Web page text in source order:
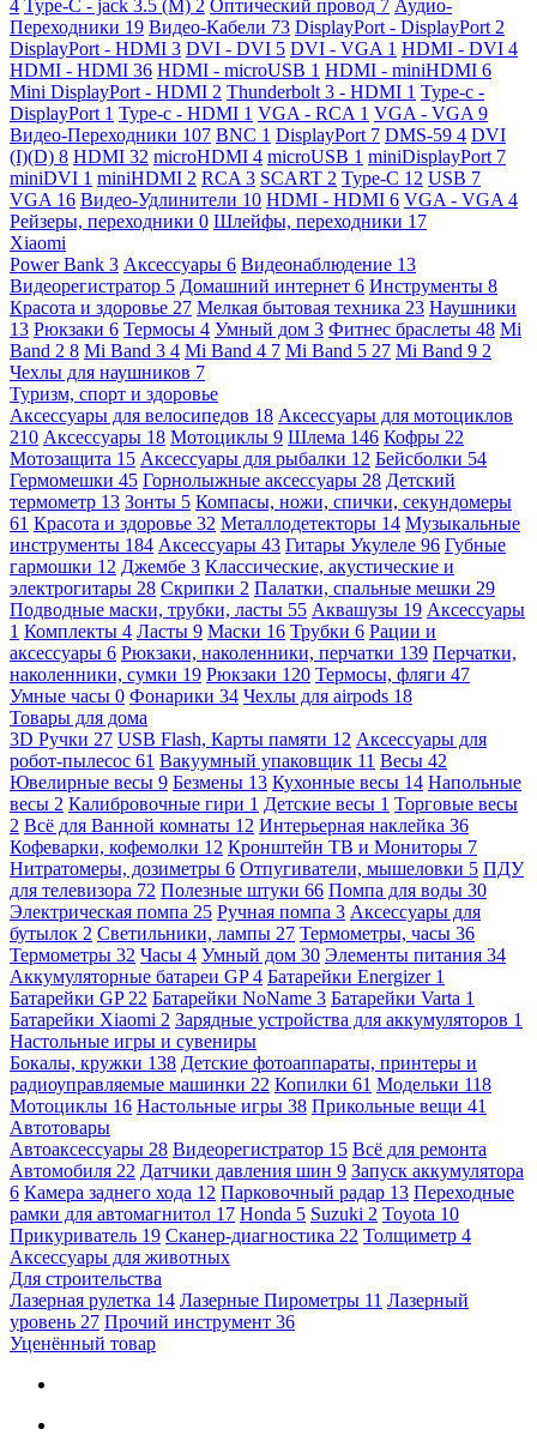
4 Type-C - jack 3.5 (M) 2 Оптический провод 7 Аудио-
Переходники 19 Видео-Кабели 73 DisplayPort - DisplayPort 2
DisplayPort - HDMI 3 DVI - DVI 5 DVI - VGA 1 HDMI - DVI 4
HDMI - HDMI 36 HDMI - microUSB 1 HDMI - miniHDMI 6
Mini DisplayPort - HDMI 2 Thunderbolt 3 - HDMI 1 Type-c -
DisplayPort 1 Type-c - HDMI 1 VGA - RCA 1 VGA - VGA 9
Видео-Переходники 107 BNC 1 DisplayPort 7 DMS-59 4 DVI
(I)(D) 8 HDMI 32 microHDMI 4 microUSB 1 miniDisplayPort 7
miniDVI 1 miniHDMI 2 RCA 3 SCART 2 Type-C 12 USB 7
VGA 16 Видео-Удлинители 10 HDMI - HDMI 6 VGA - VGA 4
Рейзеры, переходники 0 Шлейфы, переходники 17
Xiaomi
Power Bank 3 Аксессуары 6 Видеонаблюдение 13
Видеорегистратор 5 Домашний интернет 6 Инструменты 8
Красота и здоровье 27 Мелкая бытовая техника 23 Наушники
13 Рюкзаки 6 Термосы 4 Умный дом 3 Фитнес браслеты 48 Mi
Band 2 8 Mi Band 3 4 Mi Band 4 7 Mi Band 5 27 Mi Band 9 2
Чехлы для наушников 7
Туризм, спорт и здоровье
Аксессуары для велосипедов 18 Аксессуары для мотоциклов
210 Аксессуары 18 Мотоциклы 9 Шлема 146 Кофры 22
Мотозащита 15 Аксессуары для рыбалки 12 Бейсболки 54
Гермомешки 45 Горнолыжные аксессуары 28 Детский
термометр 13 Зонты 5 Компасы, ножи, спички, секундомеры
61 Красота и здоровье 32 Металлодетекторы 14 Музыкальные
инструменты 184 Аксессуары 43 Гитары Укулеле 96 Губные
гармошки 12 Джембе 3 Классические, акустические и
электрогитары 28 Скрипки 2 Палатки, спальные мешки 29
Подводные маски, трубки, ласты 55 Аквашузы 19 Аксессуары
1 Комплекты 4 Ласты 9 Маски 16 Трубки 6 Рации и
аксессуары 6 Рюкзаки, наколенники, перчатки 139 Перчатки,
наколенники, сумки 19 Рюкзаки 120 Термосы, фляги 47
Умные часы 0 Фонарики 34 Чехлы для airpods 18
Товары для дома
3D Ручки 27 USB Flash, Карты памяти 12 Аксессуары для
робот-пылесос 61 Вакуумный упаковщик 11 Весы 42
Ювелирные весы 9 Безмены 13 Кухонные весы 14 Напольные
весы 2 Калибровочные гири 1 Детские весы 1 Торговые весы
2 Всё для Ванной комнаты 12 Интерьерная наклейка 36
Кофеварки, кофемолки 12 Кронштейн ТВ и Мониторы 7
Нитратомеры, дозиметры 6 Отпугиватели, мышеловки 5 ПДУ
для телевизора 72 Полезные штуки 66 Помпа для воды 30
Электрическая помпа 25 Ручная помпа 3 Аксессуары для
бутылок 2 Светильники, лампы 27 Термометры, часы 36
Термометры 32 Часы 4 Умный дом 30 Элементы питания 34
Аккумуляторные батареи GP4 Батарейки Energizer 1
Батарейки GP 22 Батарейки NoName 3 Батарейки Varta 1
Батарейки Xiaomi 2 Зарядные устройства для аккумуляторов 1
Настольные игры и сувениры
Бокалы, кружки 138 Детские фотоаппараты, принтеры и
радиоуправляемые машинки 22 Копилки 61 Модельки 118
Мотоциклы 16 Настольные игры 38 Прикольные вещи 41
Автотовары
Автоаксессуары 28 Видеорегистратор 15 Всё для ремонта
Автомобиля 22 Датчики давления шин 9 Запуск аккумулятора
6 Камера заднего хода 12 Парковочный радар 13 Переходные
рамки для автомагнитол 17 Honda 5 Suzuki 2 Toyota 10
Прикуриватель 19 Сканер-диагностика 22 Толщиметр 4
Аксессуары для животных
Для строительства
Лазерная рулетка 14 Лазерные Пирометры 11 Лазерный
уровень 27 Прочий инструмент 36
Уценённый товар